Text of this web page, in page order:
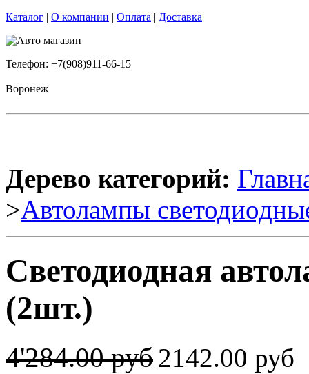
Каталог | О компании | Оплата | Доставка
Телефон: +7(908)911-66-15
Воронеж
Дерево категорий:
>Автолампы
Светодиодная
(2шт.)
4'284.00 руб2142.00 руб